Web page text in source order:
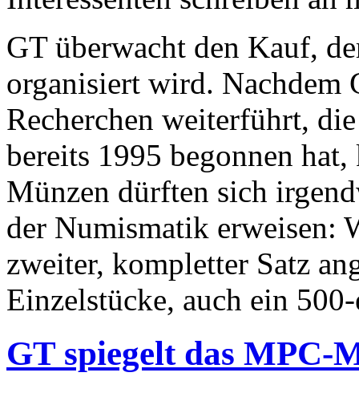
GT überwacht den Kauf,
organisiert wird. Nachdem
Recherchen weiterführt,
bereits 1995 begonnen
Münzen dürften sich
der Numismatik erweisen:
zweiter, kompletter Satz
Einzelstücke, auch ein
GT spiegelt das MPC-